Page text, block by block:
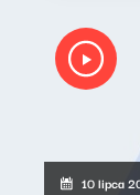
10 lipca